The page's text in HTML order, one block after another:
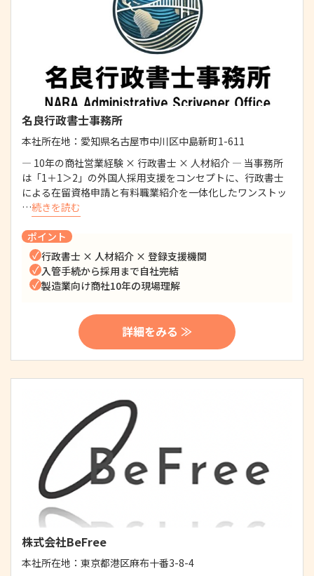
名良行政書士事務所
本社所在地： 愛知県名古屋市中川区中島新町1-611
― 10年の商社営業経験 × 行政書士 × 人材紹介 ― 当事務所
は「1＋1＞2」の外国人採用支援をコンセプトに、行政書士
による在留資格申請と有料職業紹介を一体化したワンストッ
…続きを読む
ポイント
行政書士 × 人材紹介 × 登録支援機関
入管手続から採用まで自社完結
製造業向け商社10年の現場理解
詳細をみる ≫
株式会社BeFree
本社所在地： 東京都港区麻布十番3-8-4